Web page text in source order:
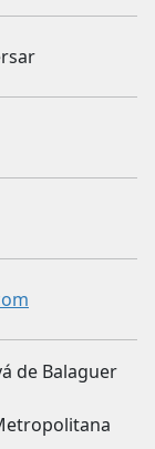
de Balaguer